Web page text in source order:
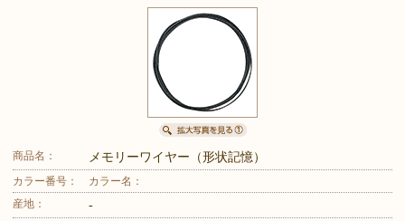
商品名： メモリーワイヤー（形状記憶）
カラー番号：
カラー名：
産地：
-